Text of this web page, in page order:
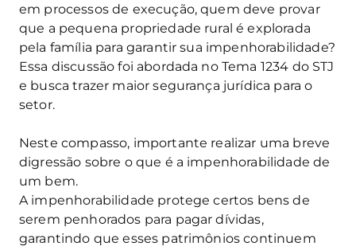
em processos de execução, quem deve provar
que a pequena propriedade rural é explorada
pela família para garantir sua impenhorabilidade?
Essa discussão foi abordada no Tema 1234 do STJ
e busca trazer maior segurança jurídica para o
setor.
Neste compasso, importante realizar uma breve
digressão sobre o que é a impenhorabilidade de
um bem.
A impenhorabilidade protege certos bens de
serem penhorados para pagar dívidas,
garantindo que esses patrimônios continuem